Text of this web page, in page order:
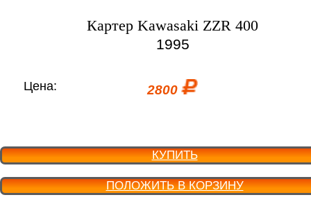
Картер Kawasaki ZZR 400
1995
Цена: 2800
КУПИТЬ
ПОЛОЖИТЬ В КОРЗИНУ